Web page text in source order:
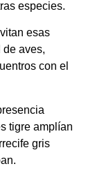
especies.
esas
de aves,
con el
tigre amplían
gris